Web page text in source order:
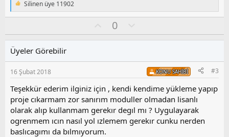
T
e
i
l
e
r
:
Silinen üye 11902
y
0
l
s
u
z
o
y
l
a
Üyeler Görebilir
16 Şubat 2018 KONU SAHIBI #3
Teşekkür ederim ilginiz için , kendi kendime yükleme yapıp
proje cıkarmam zor sanırım moduller olmadan lisanlı
olarak alıp kullanmam gerekır degıl mı ? Uygulayarak
ogrenmem ıcın nasıl yol ızlemem gerekır cunku nerden
baslıcagımı da bılmıyorum.